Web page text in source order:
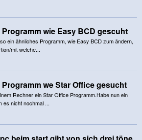
wie Easy BCD gescuht
ein ähnliches Programm, wie Easy BCD zum ändern,
mit welche...
we Star Office gesucht
Rechner ein Star Office Programm.Habe nun ein
es nicht nochmal ...